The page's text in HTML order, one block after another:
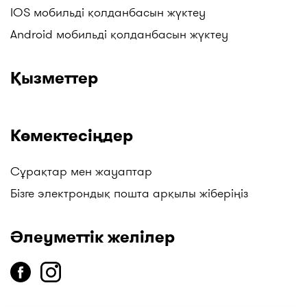
(Төмен Баға Дәріханалары), Гиппократ және
басқалар. Жаңартуларды бақылаңыздар!
IOS мобильді қолданбасын жүктеу
Android мобильді қолданбасын жүктеу
Қызметтер
Көмектесіңдер
Сұрақтар мен жауаптар
Бізге электрондық пошта арқылы жіберіңіз
Әлеуметтік желілер